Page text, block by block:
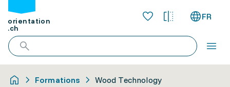
orientation
.ch
FR
Formations Wood Technology